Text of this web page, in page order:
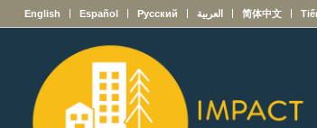
English Español Русский العربية 简体中文